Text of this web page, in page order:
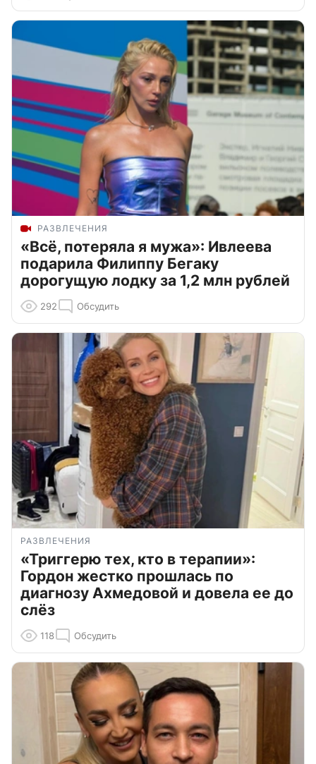
РАЗВЛЕЧЕНИЯ
«Всё, потеряла я мужа»: Ивлеева
подарила Филиппу Бегаку
дорогущую лодку за 1,2 млн рублей
292 Обсудить
РАЗВЛЕЧЕНИЯ
«Триггерю тех, кто в терапии»:
Гордон жестко прошлась по
диагнозу Ахмедовой и довела ее до
слёз
118 Обсудить